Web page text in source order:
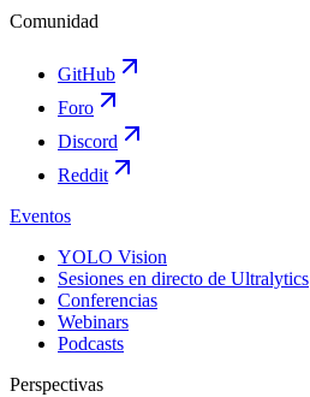
Comunidad
GitHub
Foro
Discord
Reddit
Eventos
YOLO Vision
Sesiones en directo de Ultralytics
Conferencias
Webinars
Podcasts
Perspectivas